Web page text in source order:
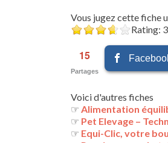
Vous jugez cette fiche
Rating:
15
Partages
Voici d'autres fiches
☞ Alimentation
☞ Pet Elevage –
☞ Equi-Clic, votre